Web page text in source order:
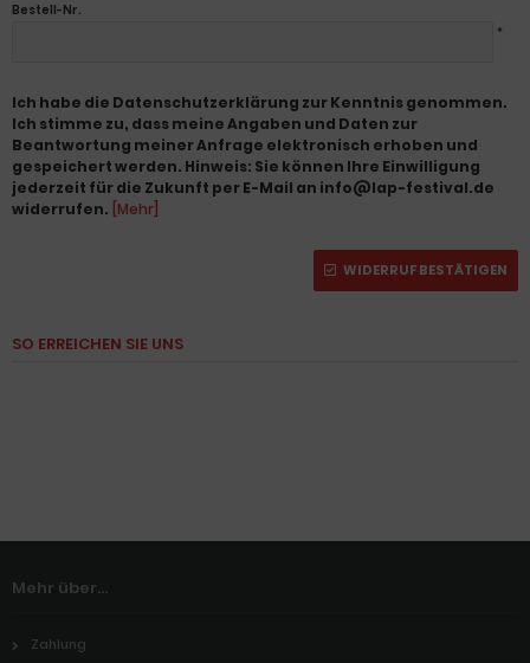
Bestell-Nr.
*
Ich habe die Datenschutzerklärung zur Kenntnis genommen.
Ich stimme zu, dass meine Angaben und Daten zur
Beantwortung meiner Anfrage elektronisch erhoben und
gespeichert werden. Hinweis: Sie können Ihre Einwilligung
jederzeit für die Zukunft per E-Mail an info@lap-festival.de
widerrufen. [Mehr]
WIDERRUF BESTÄTIGEN
SO ERREICHEN SIE UNS
Mehr über...
Zahlung